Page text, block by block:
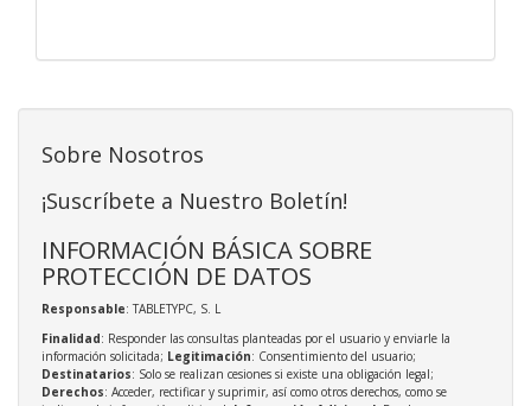
Sobre Nosotros
¡Suscríbete a Nuestro Boletín!
INFORMACIÓN BÁSICA SOBRE
PROTECCIÓN DE DATOS
Responsable: TABLETYPC, S. L
Finalidad: Responder las consultas planteadas por el usuario y enviarle la
información solicitada; Legitimación: Consentimiento del usuario;
Destinatarios: Solo se realizan cesiones si existe una obligación legal;
Derechos: Acceder, rectificar y suprimir, así como otros derechos, como se